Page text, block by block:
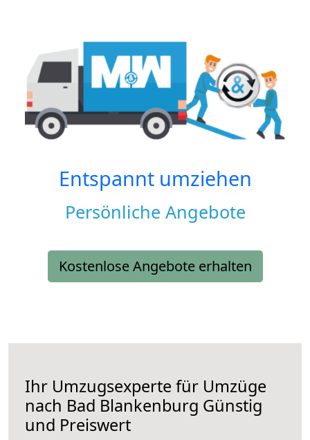
Entspannt umziehen
Persönliche Angebote
Kostenlose Angebote erhalten
Ihr Umzugsexperte für Umzüge
nach Bad Blankenburg Günstig
und Preiswert